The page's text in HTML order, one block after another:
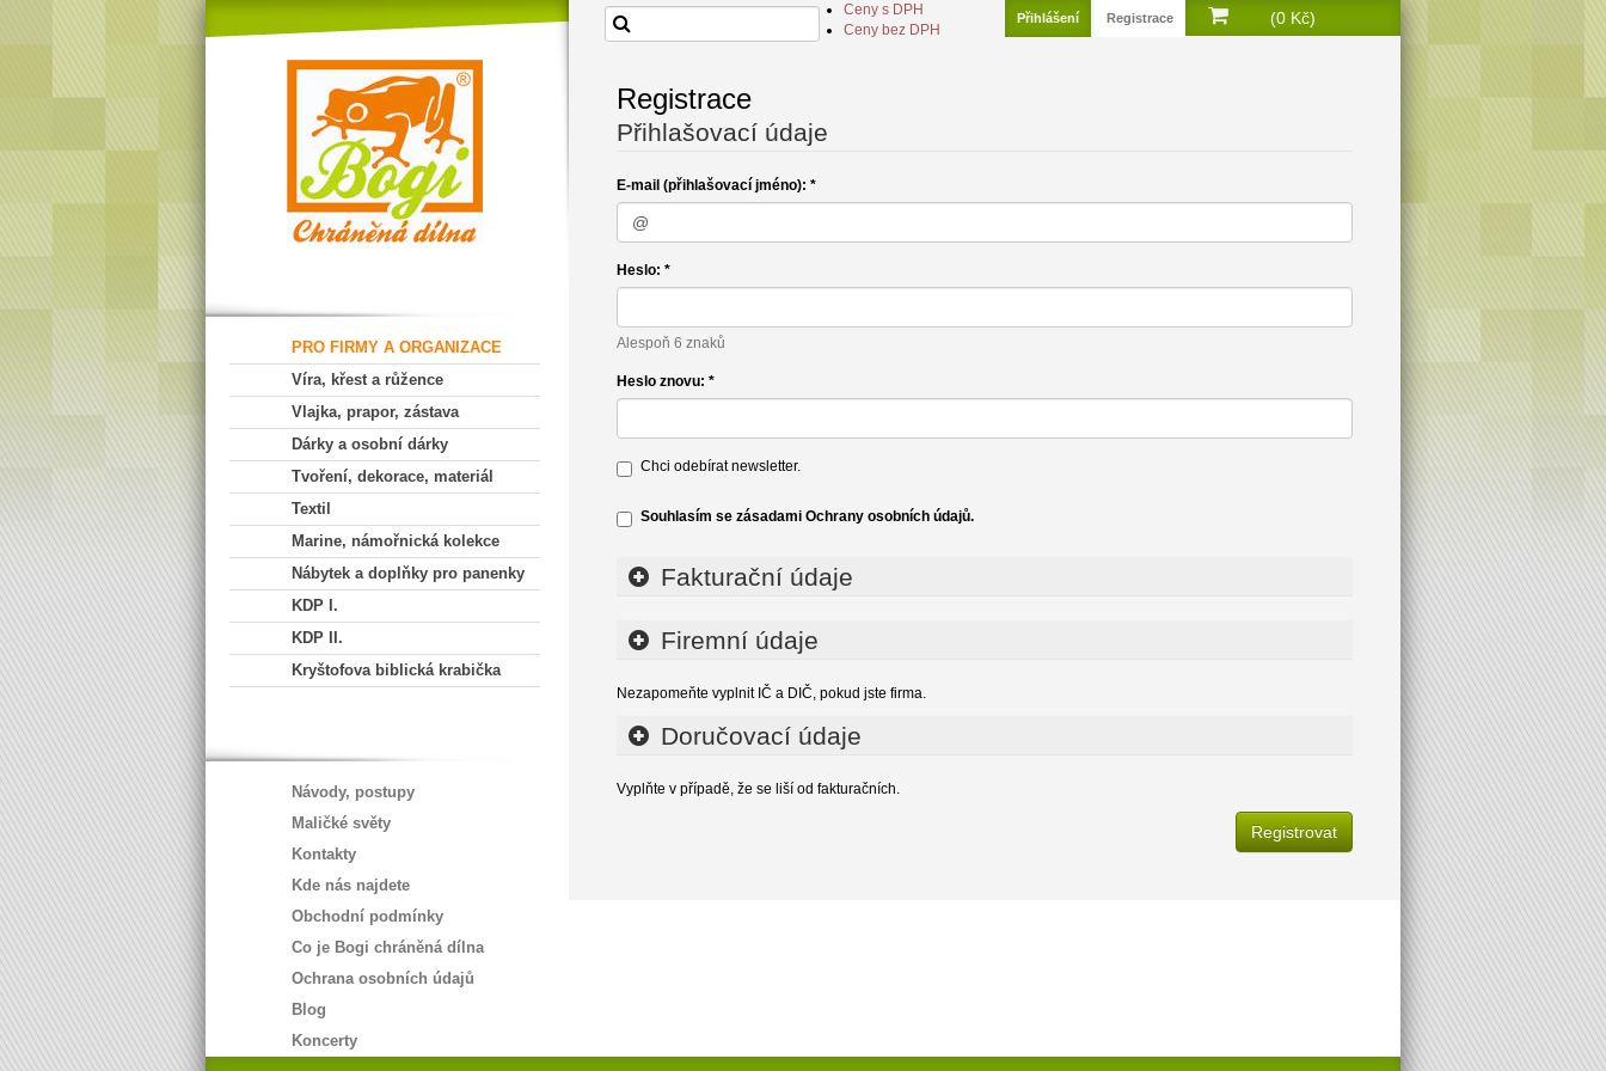
PRO FIRMY A ORGANIZACE
Víra, křest a růžence
Vlajka, prapor, zástava
Dárky a osobní dárky
Tvoření, dekorace, materiál
Textil
Marine, námořnická kolekce
Nábytek a doplňky pro panenky
KDP I.
KDP II.
Kryštofova biblická krabička
Návody, postupy
Maličké světy
Kontakty
Kde nás najdete
Obchodní podmínky
Co je Bogi chráněná dílna
Ochrana osobních údajů
Blog
Koncerty
Přihlášení Registrace
Ceny s DPH
Ceny bez DPH
(0 Kč)
Registrace
Přihlašovací údaje
E-mail (přihlašovací jméno): *
Heslo: *
Alespoň 6 znaků
Heslo znovu: *
Chci odebírat newsletter.
Souhlasím se zásadami Ochrany osobních údajů.
Fakturační údaje
Firemní údaje
Nezapomeňte vyplnit IČ a DIČ, pokud jste firma.
Doručovací údaje
Vyplňte v případě, že se liší od fakturačních.